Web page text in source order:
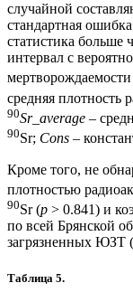
случайной
стандартная
статистика больше
интервал с
средняя плотность
90Sr_average –
90Sr; Сons –
Кроме того, не
плотностью
90Sr (p > 0.841) и
по всей Брянской
загрязненных ЮЗТ (
Таблица 5.